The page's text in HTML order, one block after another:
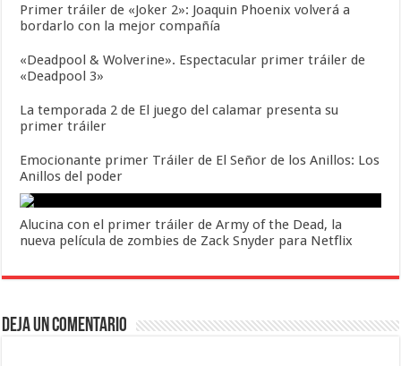
Primer tráiler de «Joker 2»: Joaquin Phoenix volverá a
bordarlo con la mejor compañía
«Deadpool & Wolverine». Espectacular primer tráiler de
«Deadpool 3»
La temporada 2 de El juego del calamar presenta su
primer tráiler
Emocionante primer Tráiler de El Señor de los Anillos: Los
Anillos del poder
Alucina con el primer tráiler de Army of the Dead, la
nueva película de zombies de Zack Snyder para Netflix
Deja un comentario